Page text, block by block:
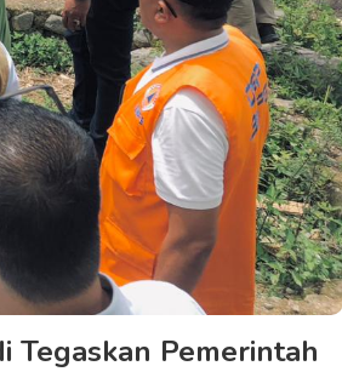
Tegaskan Pemerintah